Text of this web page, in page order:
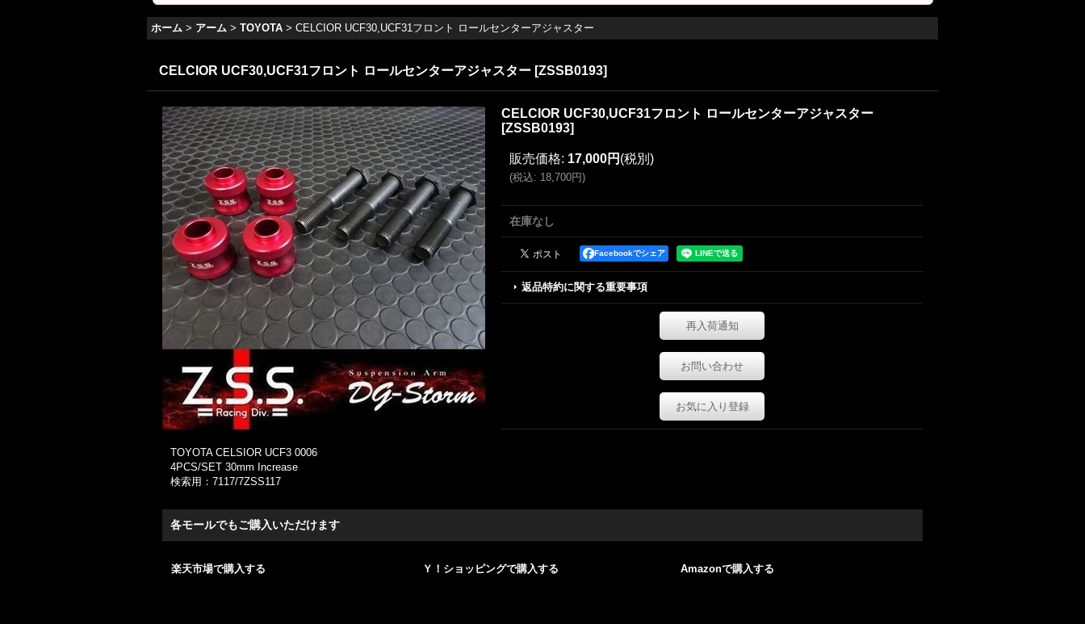
ホーム > アーム > TOYOTA > CELCIOR UCF30,UCF31フロント ロールセンターアジャスター
CELCIOR UCF30,UCF31フロント ロールセンターアジャスター [ZSSB0193]
CELCIOR UCF30,UCF31フロント ロールセンターアジャスター
[ZSSB0193]
販売価格: 17,000円 (税別)
(税込: 18,700円)
在庫なし
Facebookでシェア
返品特約に関する重要事項
再入荷通知
お問い合わせ
お気に入り登録
TOYOTA CELSIOR UCF3 0006
4PCS/SET 30mm Increase
検索用：7117/7ZSS117
各モールでもご購入いただけます
楽天市場で購入する Ｙ！ショッピングで購入する Amazonで購入する